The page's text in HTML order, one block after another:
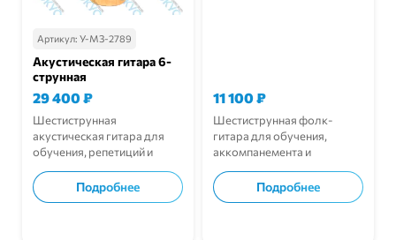
Артикул: У-МЗ-2789
Акустическая гитара 6-
струнная
29 400₽
Шестиструнная
акустическая гитара для
обучения, репетиций и
Подробнее
11 100₽
Шестиструнная фолк-
гитара для обучения,
аккомпанемента и
Подробнее